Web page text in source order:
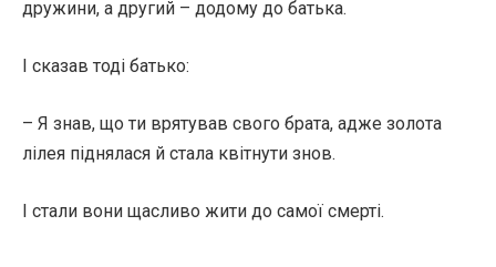
дружини, а другий – додому до батька.
І сказав тоді батько:
– Я знав, що ти врятував свого брата, адже золота
лілея піднялася й стала квітнути знов.
І стали вони щасливо жити до самої смерті.